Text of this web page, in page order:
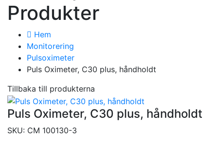
Produkter
Hem
Monitorering
Pulsoximeter
Puls Oximeter, C30 plus, håndholdt
Tillbaka till produkterna
Puls Oximeter, C30 plus, håndholdt
SKU: CM 100130-3